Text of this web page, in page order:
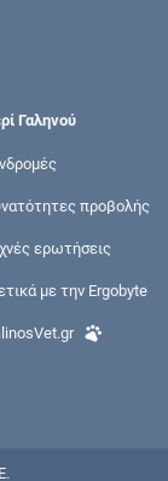
Γαληνού
προβολής
ερωτήσεις
με την Ergobyte